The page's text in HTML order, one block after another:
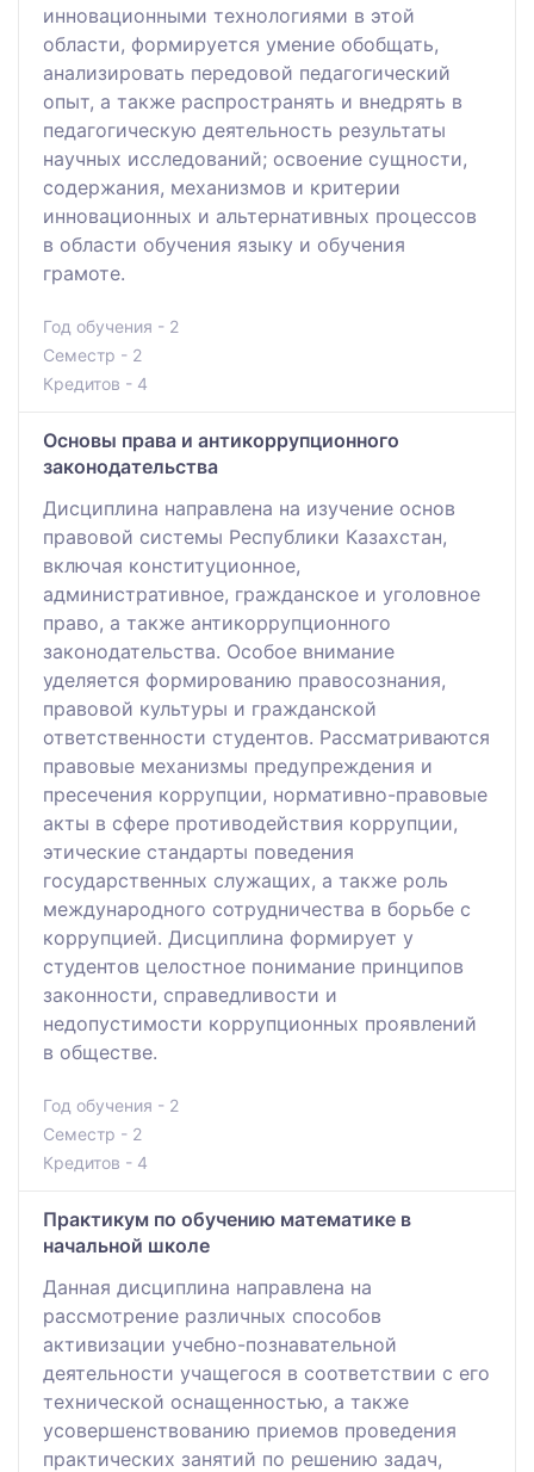
инновационными технологиями в этой
области, формируется умение обобщать,
анализировать передовой педагогический
опыт, а также распространять и внедрять в
педагогическую деятельность результаты
научных исследований; освоение сущности,
содержания, механизмов и критерии
инновационных и альтернативных процессов
в области обучения языку и обучения
грамоте.
Год обучения - 2
Семестр - 2
Кредитов - 4
Основы права и антикоррупционного
законодательства
Дисциплина направлена на изучение основ
правовой системы Республики Казахстан,
включая конституционное,
административное, гражданское и уголовное
право, а также антикоррупционного
законодательства. Особое внимание
уделяется формированию правосознания,
правовой культуры и гражданской
ответственности студентов. Рассматриваются
правовые механизмы предупреждения и
пресечения коррупции, нормативно-правовые
акты в сфере противодействия коррупции,
этические стандарты поведения
государственных служащих, а также роль
международного сотрудничества в борьбе с
коррупцией. Дисциплина формирует у
студентов целостное понимание принципов
законности, справедливости и
недопустимости коррупционных проявлений
в обществе.
Год обучения - 2
Семестр - 2
Кредитов - 4
Практикум по обучению математике в
начальной школе
Данная дисциплина направлена на
рассмотрение различных способов
активизации учебно-познавательной
деятельности учащегося в соответствии с его
технической оснащенностью, а также
усовершенствованию приемов проведения
практических занятий по решению задач,